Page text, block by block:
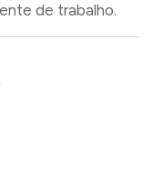
de trabalho.